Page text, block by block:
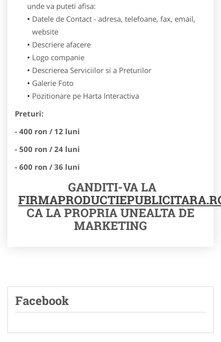
unde va puteti afisa:
Datele de Contact - adresa, telefoane, fax, email,
website
Descriere afacere
Logo companie
Descrierea Serviciilor si a Preturilor
Galerie Foto
Pozitionare pe Harta Interactiva
Preturi:
- 400 ron / 12 luni
- 500 ron / 24 luni
- 600 ron / 36 luni
GANDITI-VA LA
CA LA PROPRIA UNEALTA DE
MARKETING
Facebook